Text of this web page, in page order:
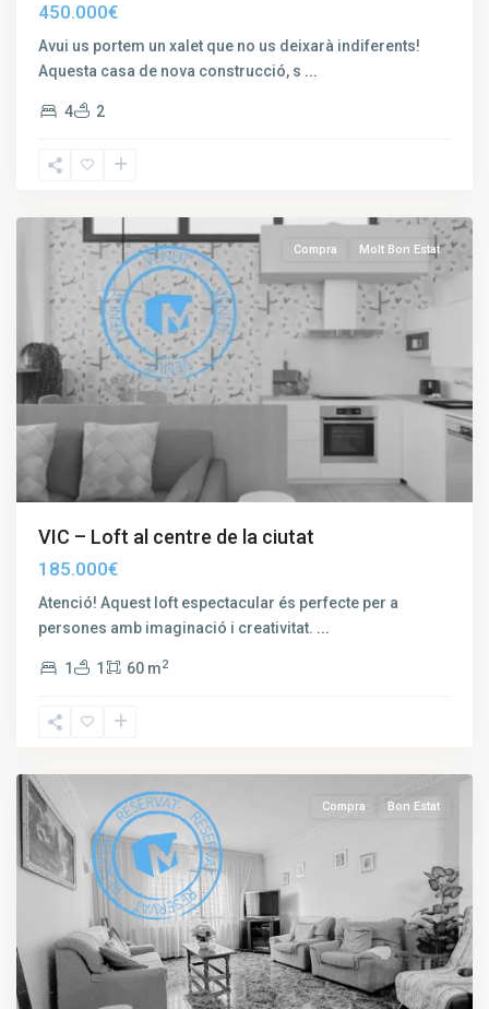
450.000€
Avui us portem un xalet que no us deixarà indiferents!
Aquesta casa de nova construcció, s ...
4 2
Mil·lenari
Compra Molt Bon Estat
VIC – Loft al centre de la ciutat
185.000€
Atenció! Aquest loft espectacular és perfecte per a
persones amb imaginació i creativitat. ...
1 1 60 m2
Remei,
Compra Bon Estat